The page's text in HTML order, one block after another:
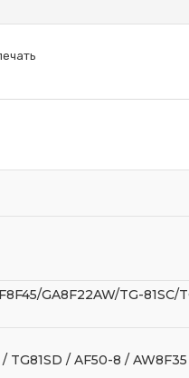
GA8F22AW/TG-81SC/
TG81SD / AF50-8 / AW8F35